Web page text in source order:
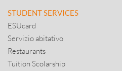
STUDENT SERVICES
ESUcard
Servizio abitativo
Restaurants
Tuition Scolarship